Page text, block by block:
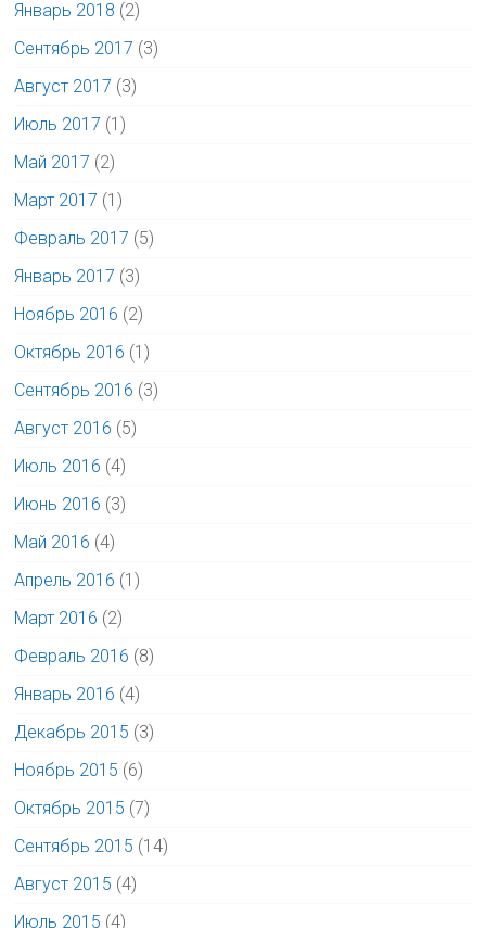
Январь 2018 (2)
Сентябрь 2017 (3)
Август 2017 (3)
Июль 2017 (1)
Май 2017 (2)
Март 2017 (1)
Февраль 2017 (5)
Январь 2017 (3)
Ноябрь 2016 (2)
Октябрь 2016 (1)
Сентябрь 2016 (3)
Август 2016 (5)
Июль 2016 (4)
Июнь 2016 (3)
Май 2016 (4)
Апрель 2016 (1)
Март 2016 (2)
Февраль 2016 (8)
Январь 2016 (4)
Декабрь 2015 (3)
Ноябрь 2015 (6)
Октябрь 2015 (7)
Сентябрь 2015 (14)
Август 2015 (4)
Июль 2015 (4)